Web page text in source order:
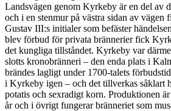
Landsvägen genom Kyrkeby är en del av
och i en stenmur på västra sidan av vägen
Gustav III:s initialer som befäster
blev förbud för privata brännerier fick
det kungliga tillståndet. Kyrkeby var
slotts kronobränneri – den enda plats i
brändes lagligt under 1700-talets
i Kyrkeby igen – och det tillverkas såklart
potatis och sexradigt korn. Produktionen
år och i övrigt fungerar bränneriet som